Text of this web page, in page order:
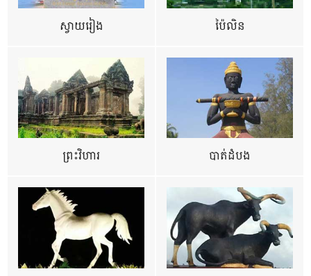
ស្វាយរៀង ប៉ៃលិន
ព្រះវិហារ បាត់ដំបង